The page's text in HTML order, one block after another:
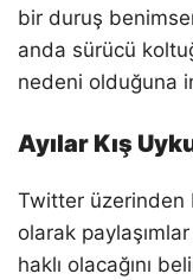
bir duruş
anda sürücü
nedeni olduğuna
Ayılar Kış
Twitter üzerinden
olarak
haklı olacağını